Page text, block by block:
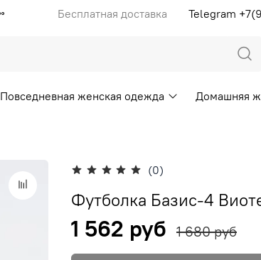
Бесплатная доставка Telegram
Повседневная женская одежда Домашняя
(0)
Футболка Базис-4
1 562 руб 1 680 руб